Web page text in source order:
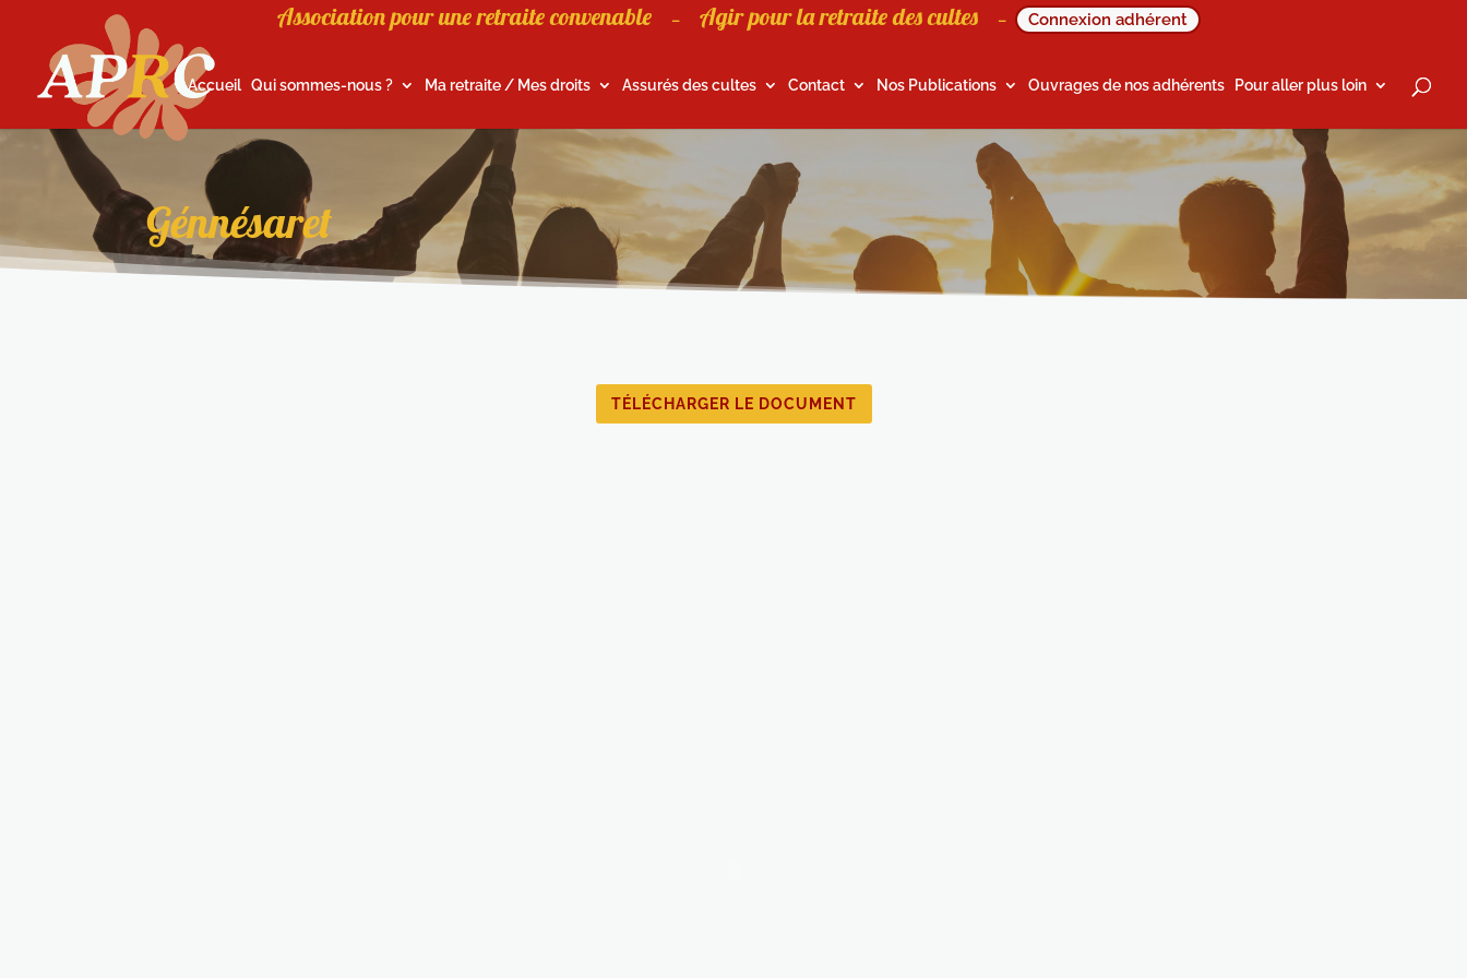
Association pour une retraite convenable – Agir pour la retraite des cultes – Connexion adhérent
Accueil Qui sommes-nous ? Ma retraite / Mes droits Assurés des cultes Contact Nos Publications Ouvrages de nos adhérents Pour aller plus loin
Génnésaret
TÉLÉCHARGER LE DOCUMENT